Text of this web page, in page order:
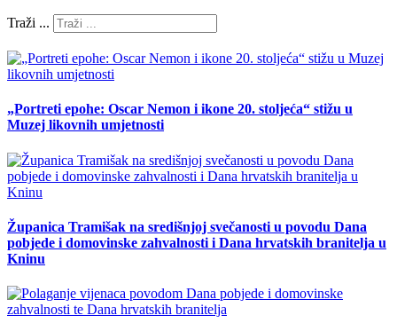
Traži ...
„Portreti epohe: Oscar Nemon i ikone 20. stoljeća“ stižu u
Muzej likovnih umjetnosti
Županica Tramišak na središnjoj svečanosti u povodu Dana
pobjede i domovinske zahvalnosti i Dana hrvatskih branitelja u
Kninu